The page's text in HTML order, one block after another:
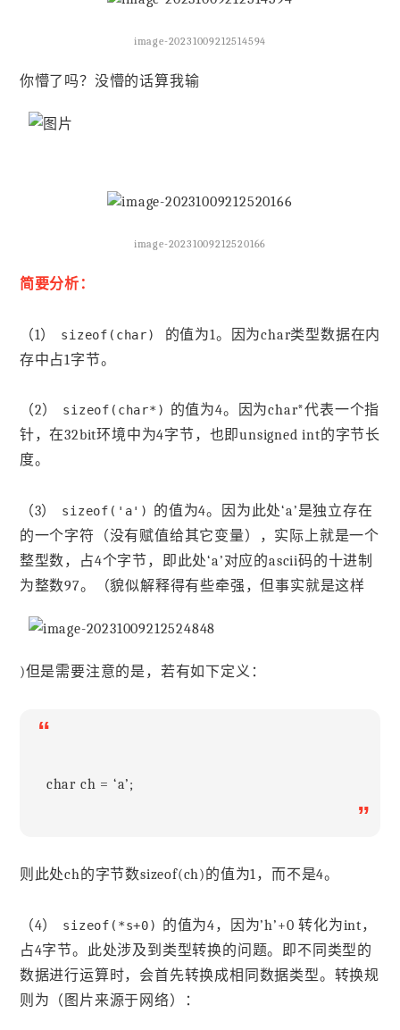
image-20231009212514594
你懵了吗？没懵的话算我输
image-20231009212520166
简要分析：
（1） sizeof(char)
的值为1。因为char类型数据在内
存中占1字节。
（2） sizeof(char*)
的值为4。因为char*代表一个指
针，在32bit环境中为4字节，也即unsigned int的字节长
度。
（3） sizeof('a')
的值为4。因为此处‘a’是独立存在
的一个字符（没有赋值给其它变量），实际上就是一个
整型数，占4个字节，即此处‘a’对应的ascii码的十进制
为整数97。（貌似解释得有些牵强，但事实就是这样
)但是需要注意的是，若有如下定义：
“
char ch = ‘a’;
”
则此处ch的字节数sizeof(ch)的值为1，而不是4。
（4） sizeof(*s+0)
的值为4，因为’h’+0 转化为int，
占4字节。此处涉及到类型转换的问题。即不同类型的
数据进行运算时，会首先转换成相同数据类型。转换规
则为（图片来源于网络）：